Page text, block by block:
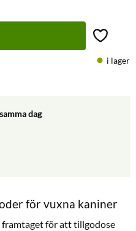
Lägg till
i lager
dag
för vuxna kaniner
för att tillgodose